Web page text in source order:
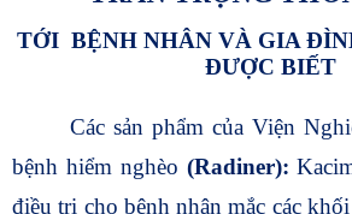
TỚI BỆNH NHÂN VÀ GIA
ĐƯỢC BIẾT
Các sản phẩm của Viện
bệnh hiểm nghèo (Radiner):
điều trị cho bệnh nhân mắc các